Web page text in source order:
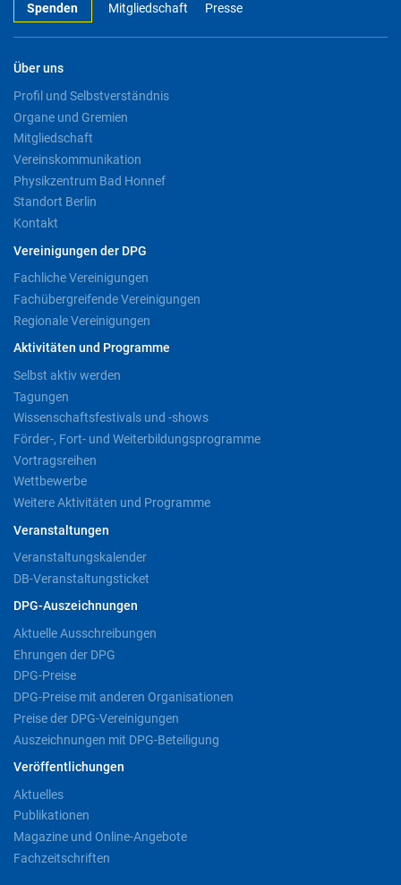
Spenden Mitgliedschaft Presse
Über uns
Profil und Selbstverständnis
Organe und Gremien
Mitgliedschaft
Vereinskommunikation
Physikzentrum Bad Honnef
Standort Berlin
Kontakt
Vereinigungen der DPG
Fachliche Vereinigungen
Fachübergreifende Vereinigungen
Regionale Vereinigungen
Aktivitäten und Programme
Selbst aktiv werden
Tagungen
Wissenschaftsfestivals und -shows
Förder-, Fort- und Weiterbildungsprogramme
Vortragsreihen
Wettbewerbe
Weitere Aktivitäten und Programme
Veranstaltungen
Veranstaltungskalender
DB-Veranstaltungsticket
DPG-Auszeichnungen
Aktuelle Ausschreibungen
Ehrungen der DPG
DPG-Preise
DPG-Preise mit anderen Organisationen
Preise der DPG-Vereinigungen
Auszeichnungen mit DPG-Beteiligung
Veröffentlichungen
Aktuelles
Publikationen
Magazine und Online-Angebote
Fachzeitschriften